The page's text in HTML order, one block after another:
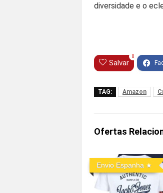
diversidade e o
Salvar
0
TAG: Amazon
Ofertas
Envio Espanha